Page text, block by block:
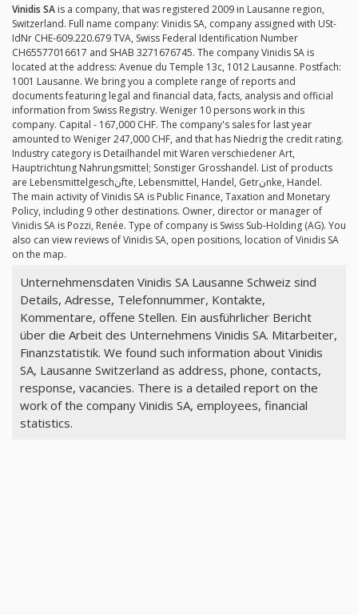
Vinidis SA is a company, that was registered 2009 in Lausanne region,
Switzerland. Full name company: Vinidis SA, company assigned with USt-
IdNr CHE-609.220.679 TVA, Swiss Federal Identification Number
CH65577016617 and SHAB 3271676745. The company Vinidis SA is
located at the address: Avenue du Temple 13c, 1012 Lausanne. Postfach:
1001 Lausanne. We bring you a complete range of reports and
documents featuring legal and financial data, facts, analysis and official
information from Swiss Registry. Weniger 10 persons work in this
company. Capital - 167,000 CHF. The company's sales for last year
amounted to Weniger 247,000 CHF, and that has Niedrig the credit rating.
Industry category is Detailhandel mit Waren verschiedener Art,
Hauptrichtung Nahrungsmittel; Sonstiger Grosshandel. List of products
are Lebensmittelgeschنfte, Lebensmittel, Handel, Getrنnke, Handel.
The main activity of Vinidis SA is Public Finance, Taxation and Monetary
Policy, including 9 other destinations. Owner, director or manager of
Vinidis SA is Pozzi, Renée. Type of company is Swiss Sub-Holding (AG). You
also can view reviews of Vinidis SA, open positions, location of Vinidis SA
on the map.
Unternehmensdaten Vinidis SA Lausanne Schweiz sind
Details, Adresse, Telefonnummer, Kontakte,
Kommentare, offene Stellen. Ein ausführlicher Bericht
über die Arbeit des Unternehmens Vinidis SA. Mitarbeiter,
Finanzstatistik. We found such information about Vinidis
SA, Lausanne Switzerland as address, phone, contacts,
response, vacancies. There is a detailed report on the
work of the company Vinidis SA, employees, financial
statistics.